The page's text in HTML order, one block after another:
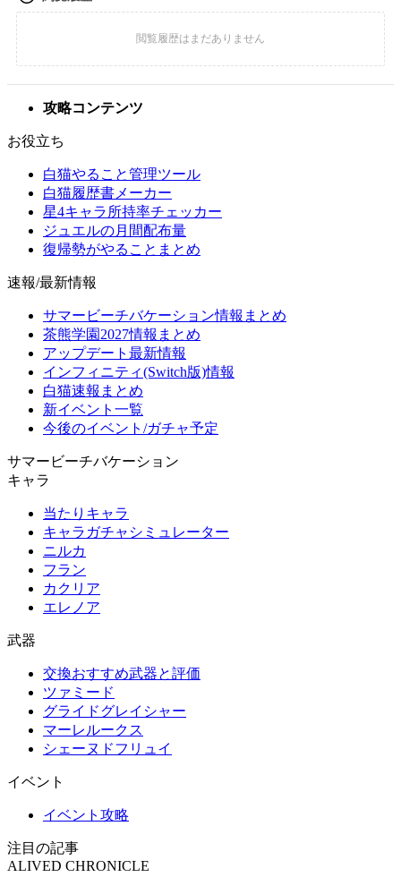
攻略コンテンツ
お役立ち
白猫やること管理ツール
白猫履歴書メーカー
星4キャラ所持率チェッカー
ジュエルの月間配布量
復帰勢がやることまとめ
速報/最新情報
サマービーチバケーション情報まとめ
茶熊学園2027情報まとめ
アップデート最新情報
インフィニティ(Switch版)情報
白猫速報まとめ
新イベント一覧
今後のイベント/ガチャ予定
サマービーチバケーション
キャラ
当たりキャラ
キャラガチャシミュレーター
ニルカ
フラン
カクリア
エレノア
武器
交換おすすめ武器と評価
ツァミード
グライドグレイシャー
マーレルークス
シェーヌドフリュイ
イベント
イベント攻略
注目の記事
ALIVED CHRONICLE